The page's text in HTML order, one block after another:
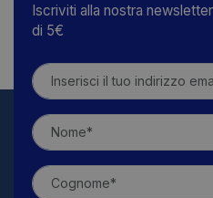
Iscriviti alla nostra
di 5€